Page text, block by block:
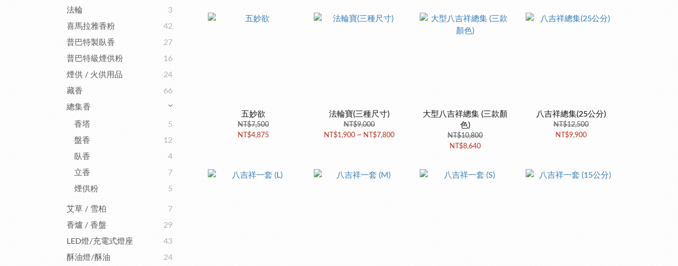
法輪
3
喜馬拉雅香粉
42
普巴特製臥香
27
普巴特級煙供粉
16
煙供 / 火供用品
24
藏香
66
總集香
香塔
5
盤香
12
臥香
4
立香
7
煙供粉
5
艾草 / 雪柏
7
香爐 / 香盤
29
LED燈/充電式燈座
43
酥油燈/酥油
24
五妙欲
NT$7,500
NT$4,875
法輪寶(三種尺寸)
NT$9,000
NT$1,900 ~ NT$7,800
大型八吉祥總集 (三款顏
色)
NT$10,800
NT$8,640
八吉祥總集(25公分)
NT$12,500
NT$9,900